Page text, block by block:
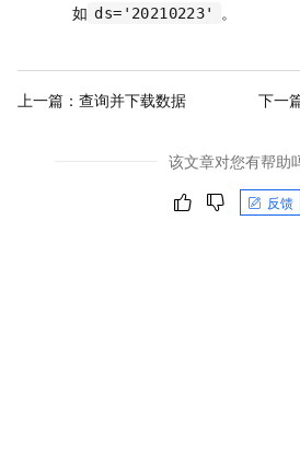
如 ds='20210223' 。
上一篇： 查询并下载数据 下一
该文章对您有帮助
反馈